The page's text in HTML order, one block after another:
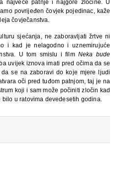
najveće patnje i najgore zločine. U
povrijeđen čovjek pojedinac, kaže
čovječanstva.
sjećanja, ne zaboravljati žrtve ni
i kad je nelagodno i uznemirujuće
U tom smislu i film Neka bude
uvijek iznova imati pred očima da se
se na zaboravi do koje mjere ljudi
oči pred tuđom patnjom, taj je na
koji i sam može počiniti zločin kad
u ratovima devedesetih godina.